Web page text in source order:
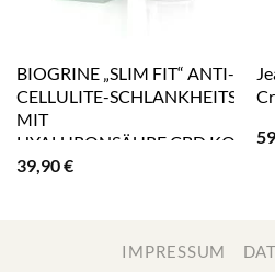
BIOGRINE „SLIM FIT“ ANTI-
CELLULITE-SCHLANKHEITSGEL
MIT
& GINKO
39,90€
IMPRESSUM